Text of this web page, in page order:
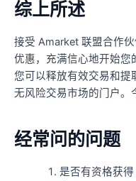
综上所述
接受 Amarket 联盟合作
优惠，充满信心地开始您
您可以释放有效交易和提
无风险交易市场的门户。
经常问的问题
是否有资格获